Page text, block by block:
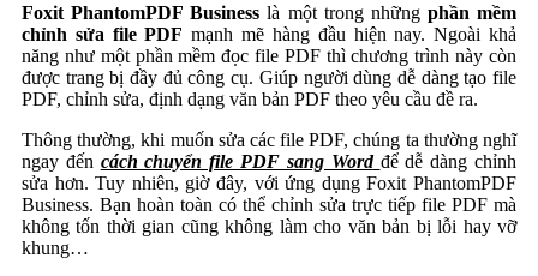
Foxit PhantomPDF Business là một trong những phần mềm
chỉnh sửa file PDF mạnh mẽ hàng đầu hiện nay. Ngoài khả
năng như một phần mềm đọc file PDF thì chương trình này còn
được trang bị đầy đủ công cụ. Giúp người dùng dễ dàng tạo file
PDF, chỉnh sửa, định dạng văn bản PDF theo yêu cầu đề ra.
Thông thường, khi muốn sửa các file PDF, chúng ta thường nghĩ
ngay đến cách chuyển file PDF sang Word để dễ dàng chỉnh
sửa hơn. Tuy nhiên, giờ đây, với ứng dụng Foxit PhantomPDF
Business. Bạn hoàn toàn có thể chỉnh sửa trực tiếp file PDF mà
không tốn thời gian cũng không làm cho văn bản bị lỗi hay vỡ
khung…